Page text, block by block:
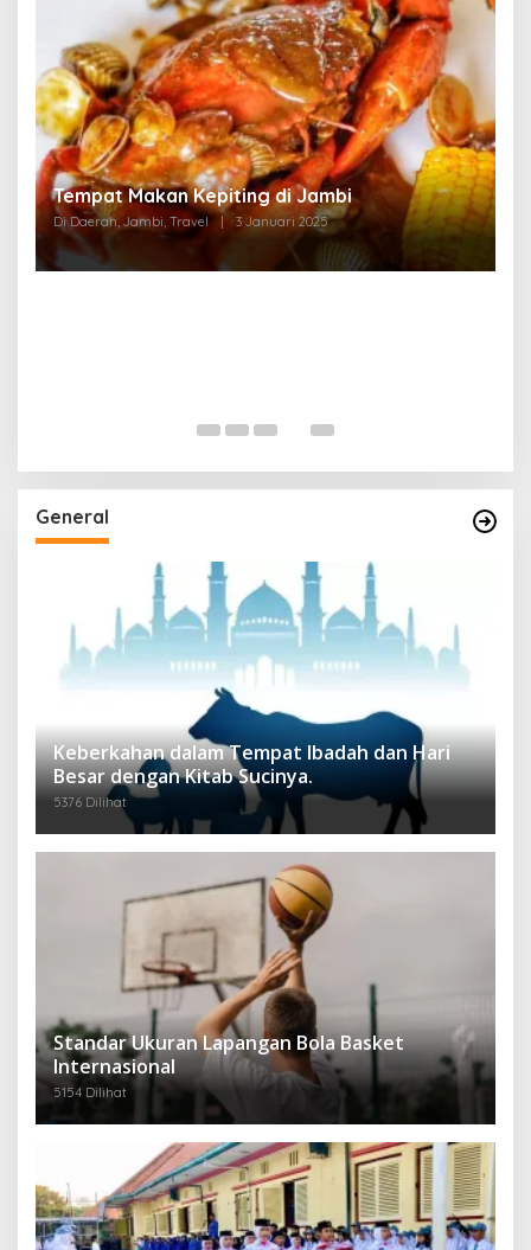
Tempat Makan di Thehok Jambi
Di Daerah, Jambi, Travel 3 Januari 2025
General
Keberkahan dalam Tempat Ibadah dan Hari
Besar dengan Kitab Sucinya.
5376 Dilihat
Standar Ukuran Lapangan Bola Basket
Internasional
5154 Dilihat